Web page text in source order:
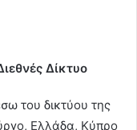
Δίκτυο
του δικτύου της
Ελλάδα, Κύπρο